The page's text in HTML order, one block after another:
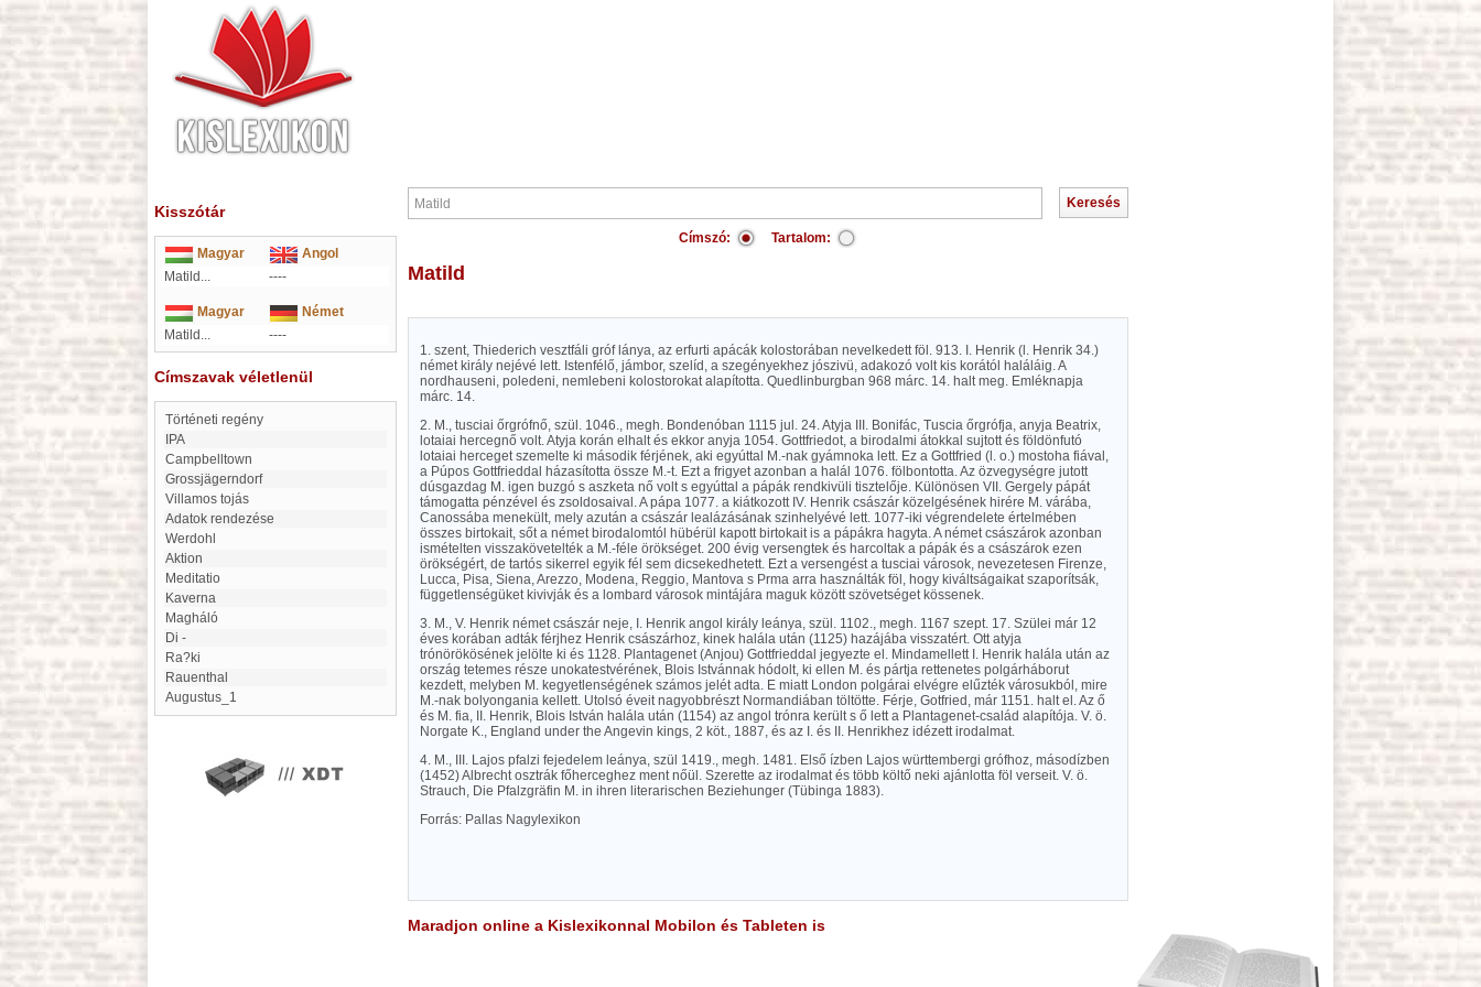
Kisszótár
Magyar
Angol
Matild...
----
Magyar
Német
Matild...
----
Címszavak véletlenül
Történeti regény
IPA
Campbelltown
Grossjägerndorf
Villamos tojás
Adatok rendezése
Werdohl
Aktion
Meditatio
kaverna
Magháló
di -
Ra?ki
Rauenthal
augustus_1
Címszó: Tartalom:
Matild
1. szent, Thiederich vesztfáli gróf lánya, az erfurti apácák kolostorában nevelkedett föl. 913. I. Henrik (l. Henrik 34.)
német király nejévé lett. Istenfélő, jámbor, szelíd, a szegényekhez jószivü, adakozó volt kis korától haláláig. A
nordhauseni, poledeni, nemlebeni kolostorokat alapította. Quedlinburgban 968 márc. 14. halt meg. Emléknapja
márc. 14.
2. M., tusciai őrgrófnő, szül. 1046., megh. Bondenóban 1115 jul. 24. Atyja III. Bonifác, Tuscia őrgrófja, anyja Beatrix,
lotaiai hercegnő volt. Atyja korán elhalt és ekkor anyja 1054. Gottfriedot, a birodalmi átokkal sujtott és földönfutó
lotaiai herceget szemelte ki második férjének, aki egyúttal M.-nak gyámnoka lett. Ez a Gottfried (l. o.) mostoha fiával,
a Púpos Gottfrieddal házasította össze M.-t. Ezt a frigyet azonban a halál 1076. fölbontotta. Az özvegységre jutott
dúsgazdag M. igen buzgó s aszketa nő volt s egyúttal a pápák rendkivüli tisztelője. Különösen VII. Gergely pápát
támogatta pénzével és zsoldosaival. A pápa 1077. a kiátkozott IV. Henrik császár közelgésének hirére M. várába,
Canossába menekült, mely azután a császár lealázásának szinhelyévé lett. 1077-iki végrendelete értelmében
összes birtokait, sőt a német birodalomtól hübérül kapott birtokait is a pápákra hagyta. A német császárok azonban
ismételten visszakövetelték a M.-féle örökséget. 200 évig versengtek és harcoltak a pápák és a császárok ezen
örökségért, de tartós sikerrel egyik fél sem dicsekedhetett. Ezt a versengést a tusciai városok, nevezetesen Firenze,
Lucca, Pisa, Siena, Arezzo, Modena, Reggio, Mantova s Prma arra használták föl, hogy kiváltságaikat szaporítsák,
függetlenségüket kivivják és a lombard városok mintájára maguk között szövetséget kössenek.
3. M., V. Henrik német császár neje, I. Henrik angol király leánya, szül. 1102., megh. 1167 szept. 17. Szülei már 12
éves korában adták férjhez Henrik császárhoz, kinek halála után (1125) hazájába visszatért. Ott atyja
trónörökösének jelölte ki és 1128. Plantagenet (Anjou) Gottfrieddal jegyezte el. Mindamellett I. Henrik halála után az
ország tetemes része unokatestvérének, Blois Istvánnak hódolt, ki ellen M. és pártja rettenetes polgárháborut
kezdett, melyben M. kegyetlenségének számos jelét adta. E miatt London polgárai elvégre elűzték városukból, mire
M.-nak bolyongania kellett. Utolsó éveit nagyobbrészt Normandiában töltötte. Férje, Gotfried, már 1151. halt el. Az ő
és M. fia, II. Henrik, Blois István halála után (1154) az angol trónra került s ő lett a Plantagenet-család alapítója. V. ö.
Norgate K., England under the Angevin kings, 2 köt., 1887, és az I. és II. Henrikhez idézett irodalmat.
4. M., III. Lajos pfalzi fejedelem leánya, szül 1419., megh. 1481. Első ízben Lajos württembergi grófhoz, másodízben
(1452) Albrecht osztrák főherceghez ment nőül. Szerette az irodalmat és több költő neki ajánlotta föl verseit. V. ö.
Strauch, Die Pfalzgräfin M. in ihren literarischen Beziehunger (Tübinga 1883).
Forrás: Pallas Nagylexikon
Maradjon online a Kislexikonnal Mobilon és Tableten is